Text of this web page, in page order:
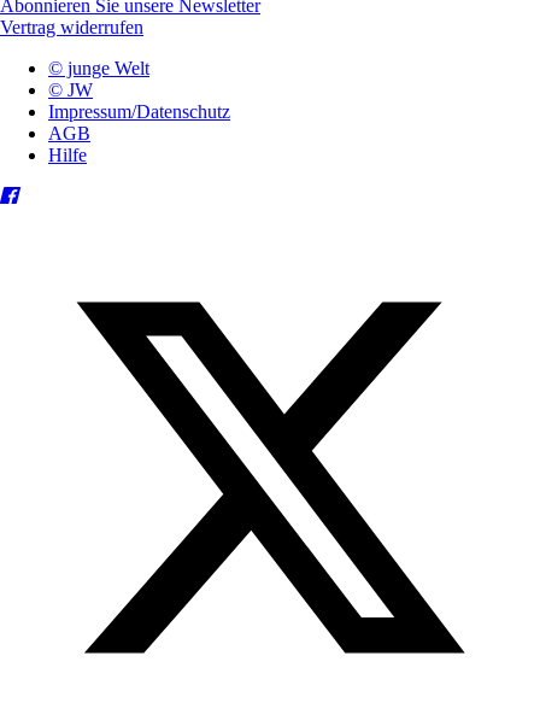
Abonnieren Sie unsere Newsletter
Vertrag widerrufen
© junge Welt
© JW
Impressum/Datenschutz
AGB
Hilfe